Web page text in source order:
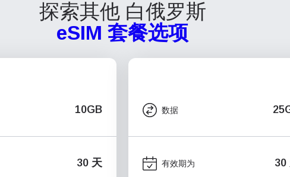
探索其他 白俄罗斯
eSIM 套餐选项
10GB
30 天
数据
有效期为 30